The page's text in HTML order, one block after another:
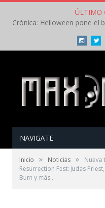
ÚLTIMO
Instagram
NAVIGATE
Inicio » Noticias »
Nueva
Resurrection Fest: Judas
Burn y más…